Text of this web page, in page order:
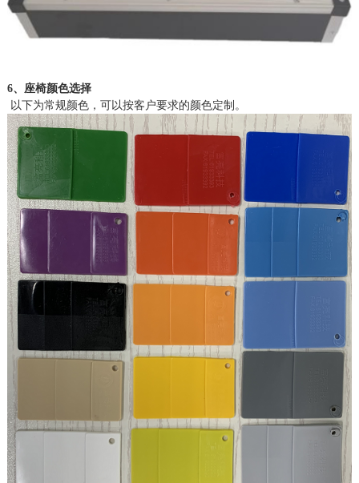
6、座椅颜色选择
以下为常规颜色，可以按客户要求的颜色定制。